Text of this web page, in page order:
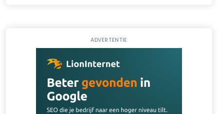
ADVERTENTIE